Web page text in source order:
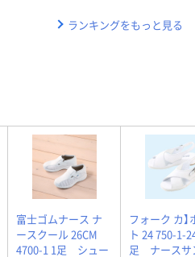
ランキングをもっと見る
富士ゴムナース ナ
ースクール 26CM
4700-1 1足 シュー
フォーク カ】
ト 24 750-1-
足 ナースサ